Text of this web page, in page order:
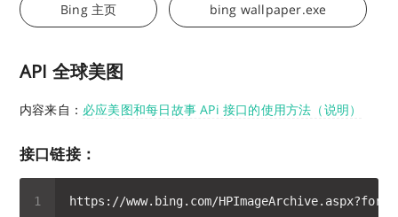
Bing 主页 bing wallpaper.exe
API 全球美图
内容来自： 必应美图和每日故事 APi 接口的使用方法（说明）
接口链接：